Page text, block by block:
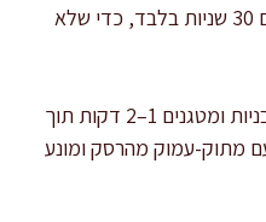
דקות. מוסיפים שום ומערבבים 30 שניות בלבד, כדי שלא
קולים רסק: מוסיפים רסק עגבניות ומטגנים 1–2 דקות תוך
מתוק-עמוק מהרסק ומונע